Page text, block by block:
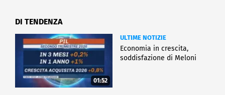
DI TENDENZA
01:52
ULTIME NOTIZIE
Economia in crescita,
soddisfazione di Meloni